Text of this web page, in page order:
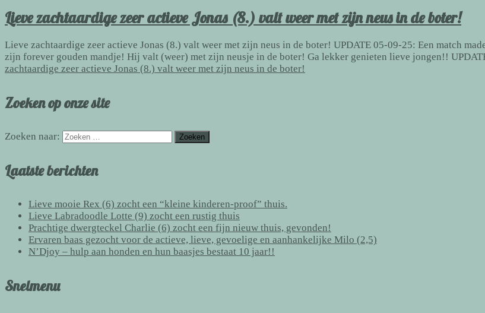
Lieve zachtaardige zeer actieve Jonas (8.) valt weer met zijn neus in de boter!
Lieve zachtaardige zeer actieve Jonas (8.) valt weer met zijn neus in de boter! UPDATE 05-09-25: Een match
zijn forever gouden mandje! Hij valt (weer) met zijn neusje in de boter! Ga lekker genieten lieve jongen!!
zachtaardige zeer actieve Jonas (8.) valt weer met zijn neus in de boter!
Zoeken op onze site
Zoeken naar:
Laatste berichten
Lieve mooie Rex (6) zocht een “kleine kinderen-proof” thuis.
Lieve Labradoodle Lotte (9) zocht een rustig thuis
Prachtige dwergteckel Charlie (6) zocht een fijn nieuw thuis, gevonden!
Ervaren baas gezocht voor de actieve, lieve, gevoelige en aanhankelijke Milo (2,5)
N’Djoy – hulp aan honden en hun baasjes bestaat 10 jaar!!
Snelmenu